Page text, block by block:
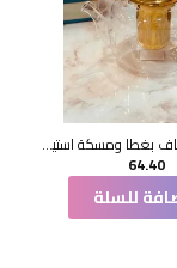
ابريق زجاج شفاف بغطا ومسكة استيل ذهبي بمصفي 1.0 لتر
64.40
للسلة